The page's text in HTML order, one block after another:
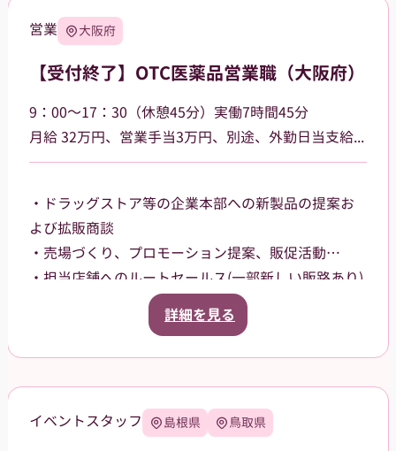
す。
営業 大阪府
【受付終了】OTC医薬品営業職（大阪府）
9：00～17：30（休憩45分）実働7時間45分
⽉給 32万円、営業⼿当3万円、別途、外勤日当支給（2,500円～/日）
・ドラッグストア等の企業本部への新製品の提案お
よび拡販商談
・売場づくり、プロモーション提案、販促活動
・担当店舗へのルートセールス(⼀部新しい販路あり)
大阪府大阪市内を中⼼に担当していただきます。
詳細を見る
イベントスタッフ 島根県 鳥取県